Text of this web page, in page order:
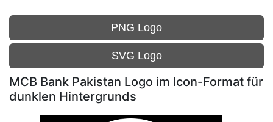
PNG Logo
SVG Logo
MCB Bank Pakistan Logo im Icon-Format für
dunklen Hintergrunds